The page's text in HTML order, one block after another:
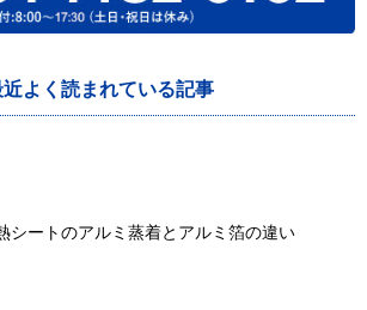
近よく読まれている記事
シートのアルミ蒸着とアルミ箔の違い